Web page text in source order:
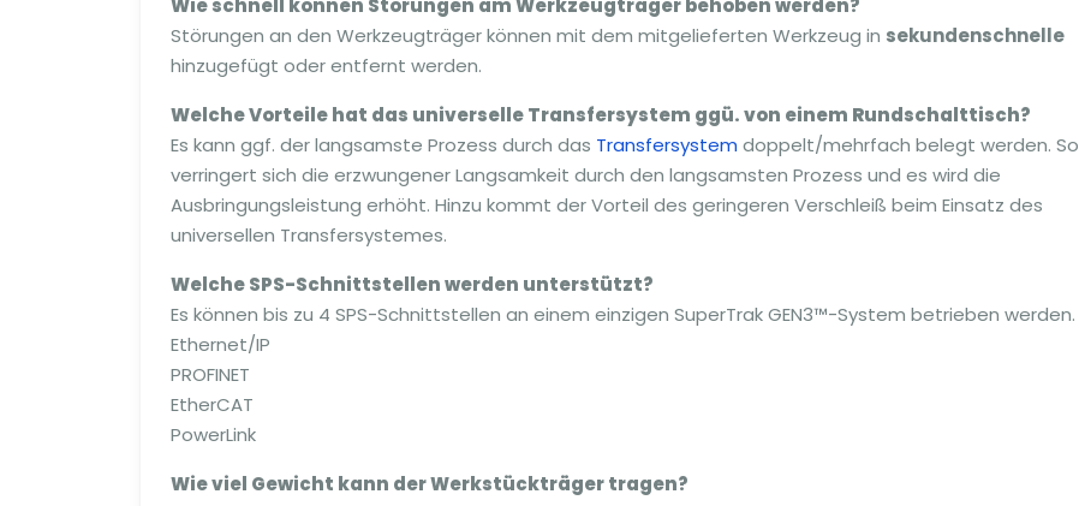
Wie schnell können Störungen am Werkzeugträger behoben werden?
Störungen an den Werkzeugträger können mit dem mitgelieferten Werkzeug in sekundenschnelle
hinzugefügt oder entfernt werden.
Welche Vorteile hat das universelle Transfersystem ggü. von einem Rundschalttisch?
Es kann ggf. der langsamste Prozess durch das Transfersystem doppelt/mehrfach belegt werden. So
verringert sich die erzwungener Langsamkeit durch den langsamsten Prozess und es wird die
Ausbringungsleistung erhöht. Hinzu kommt der Vorteil des geringeren Verschleiß beim Einsatz des
universellen Transfersystemes.
Welche SPS-Schnittstellen werden unterstützt?
Es können bis zu 4 SPS-Schnittstellen an einem einzigen SuperTrak GEN3™-System betrieben werden.
Ethernet/IP
PROFINET
EtherCAT
PowerLink
Wie viel Gewicht kann der Werkstückträger tragen?